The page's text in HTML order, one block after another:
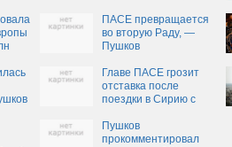
ПАСЕ превращается
во вторую Раду, —
Пушков
Главе ПАСЕ грозит
отставка после
поездки в Сирию с
депутатами
Пушков
прокомментировал